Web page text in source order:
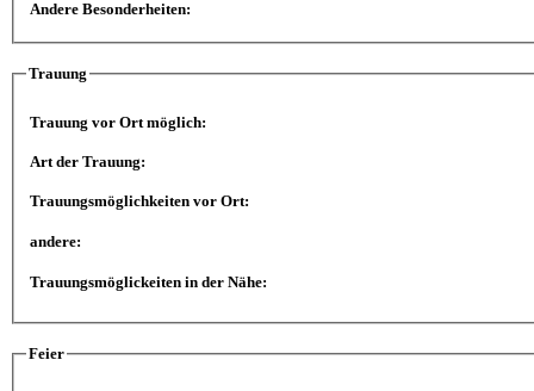
Andere Besonderheiten:
Trauung
Trauung vor Ort möglich:
Art der Trauung:
Trauungsmöglichkeiten vor Ort:
andere:
Trauungsmöglickeiten in der Nähe:
Feier